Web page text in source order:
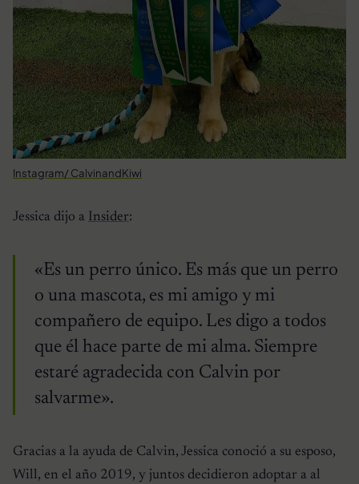
Instagram/ CalvinandKiwi
Jessica dijo a Insider:
«Es un perro único. Es más que un perro
o una mascota, es mi amigo y mi
compañero de equipo. Les digo a todos
que él hace parte de mi alma. Siempre
estaré agradecida con Calvin por
salvarme».
Gracias a la ayuda de Calvin, Jessica conoció a su esposo,
Will, en el año 2019, y juntos decidieron adoptar a al